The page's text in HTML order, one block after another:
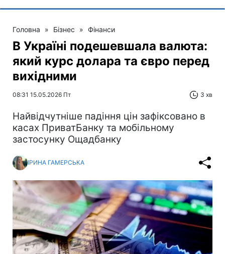
Головна » Бізнес » Фінанси
В Україні подешевшала валюта:
який курс долара та євро перед
вихідними
08:31 15.05.2026 Пт 3 хв
Найвідчутніше падіння цін зафіксовано в
касах ПриватБанку та мобільному
застосунку Ощадбанку
ІРИНА ГАМЕРСЬКА